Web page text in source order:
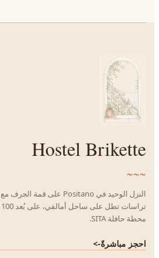
Hostel Brikette
~~~
النزل الوحيد في Positano على قمة الجرف مع
محطة حافلة SITA.
احجز مباشرةً->